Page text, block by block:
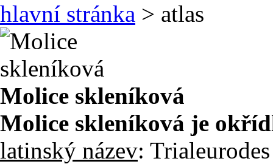
hlavní stránka > atlas
Molice skleníková
Molice skleníková je
latinský název: